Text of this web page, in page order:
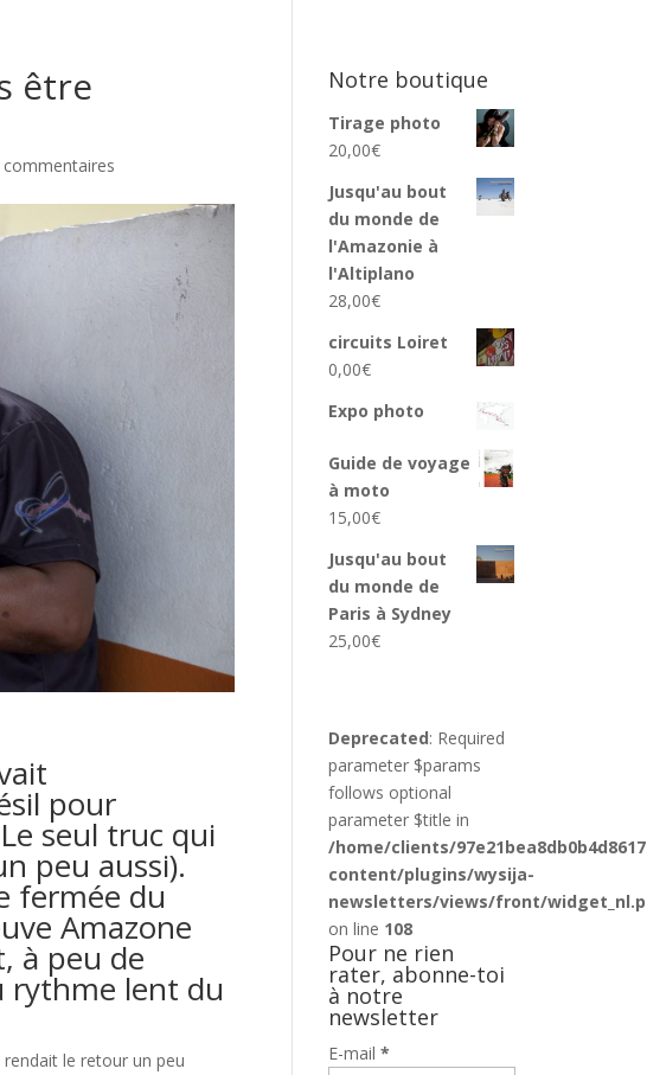
être
commentaires
pour
seul truc qui
peu aussi).
fermée du
Amazone
à peu de
rythme lent du
le retour un peu
Notre boutique
Tirage photo
20,00€
Jusqu'au bout
du monde de
l'Amazonie à
l'Altiplano
28,00€
circuits Loiret
0,00€
Expo photo
Guide de voyage
à moto
15,00€
Jusqu'au bout
du monde de
Paris à Sydney
25,00€
Deprecated: Required
parameter $params
follows optional
parameter $title in
/home/clients/
content/plugins/wysija-
newsletters/views/front/
on line 108
Pour ne rien
rater, abonne-toi
à notre
newsletter
E-mail*